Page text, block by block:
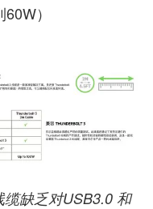
）
缺乏对USB3.0 和